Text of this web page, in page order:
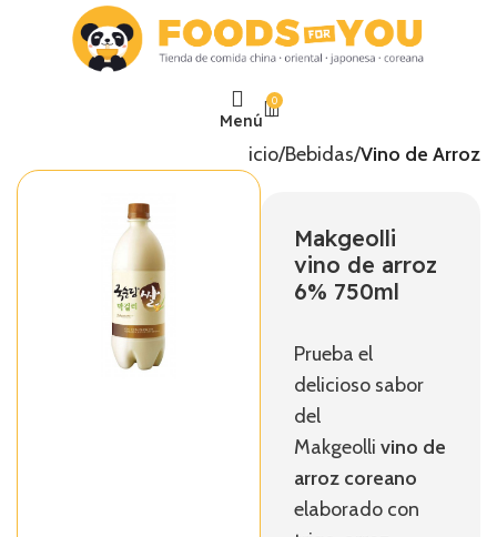
Menú
0
Inicio Bebidas Vino de Arroz
Makgeolli
vino de arroz
6% 750ml
Prueba el
delicioso sabor
del
Makgeollivino de
arroz coreano
elaborado con